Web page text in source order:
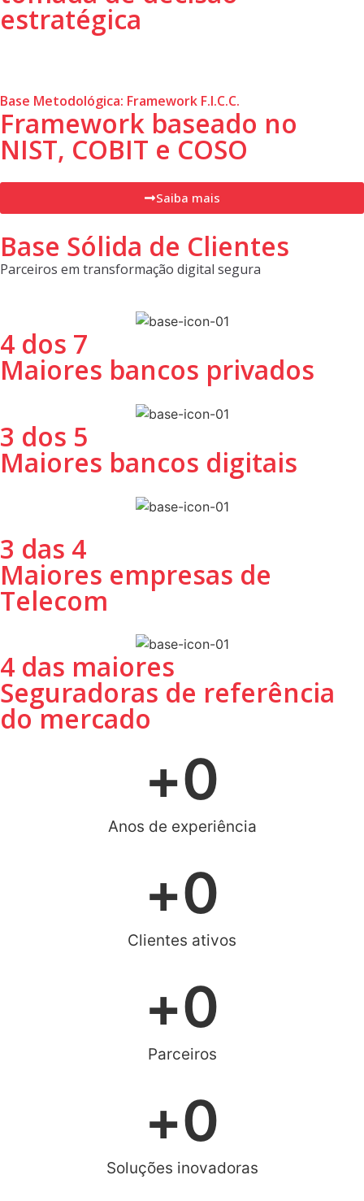
estratégica
Base Metodológica: Framework F.l.C.C.
Framework baseado no
NIST, COBIT e COSO
Saiba mais
Base Sólida de Clientes
Parceiros em transformação digital segura
4 dos 7
Maiores bancos privados
3 dos 5
Maiores bancos digitais
3 das 4
Maiores empresas de
Telecom
4 das maiores
Seguradoras de referência
do mercado
Anos de experiência
+0
Clientes ativos
+0
Parceiros
+0
Soluções inovadoras
+0